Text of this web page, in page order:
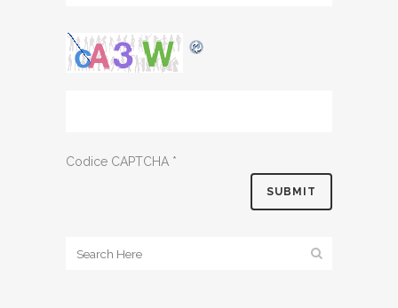
Codice CAPTCHA *